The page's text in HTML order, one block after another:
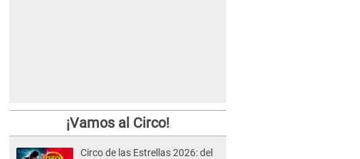
¡Vamos al Circo!
Circo de las Estrellas 2026: del